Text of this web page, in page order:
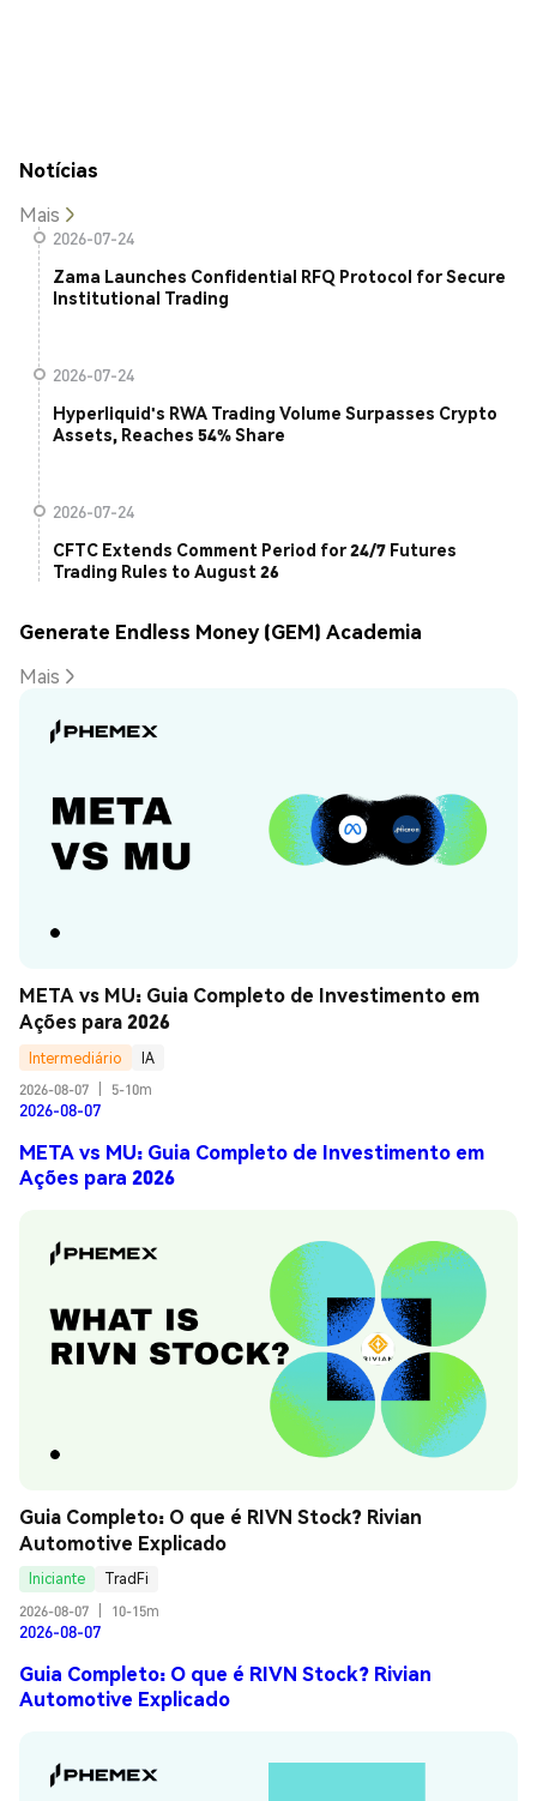
Notícias
Mais
2026-07-24
Zama Launches Confidential RFQ Protocol for Secure
Institutional Trading
2026-07-24
Hyperliquid's RWA Trading Volume Surpasses Crypto
Assets, Reaches 54% Share
2026-07-24
CFTC Extends Comment Period for 24/7 Futures
Trading Rules to August 26
Generate Endless Money (GEM) Academia
Mais
META vs MU: Guia Completo de Investimento em
Ações para 2026
Intermediário
IA
2026-08-07
5-10m
2026-08-07
META vs MU: Guia Completo de Investimento em
Ações para 2026
Guia Completo: O que é RIVN Stock? Rivian
Automotive Explicado
Iniciante
TradFi
2026-08-07
10-15m
2026-08-07
Guia Completo: O que é RIVN Stock? Rivian
Automotive Explicado